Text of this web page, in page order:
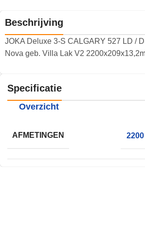
Beschrijving
JOKA Deluxe 3-S CALGARY 527 LD /
Nova geb. Villa Lak V2
Specificatie
Overzicht
AFMETINGEN